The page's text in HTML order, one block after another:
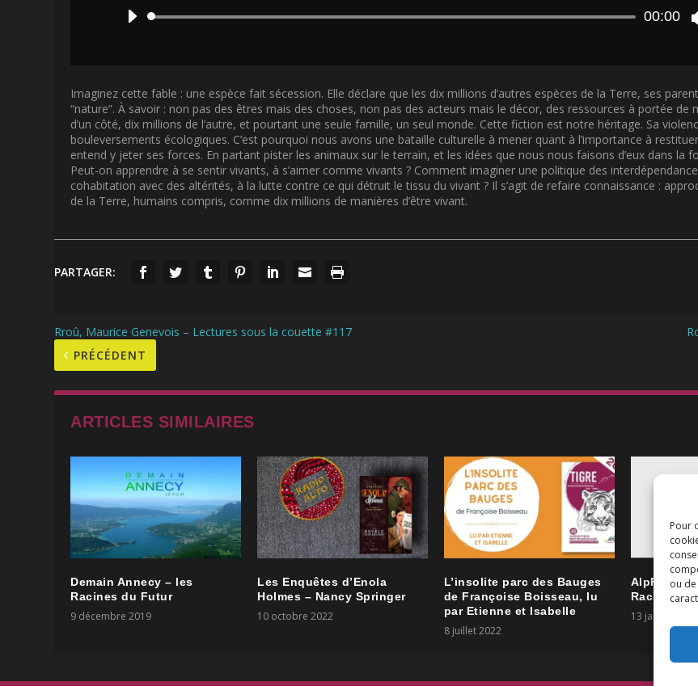
Pour
ou
Lecteur
00:00
Imaginez cette fable : une espèce fait sécession. Elle déclare que les dix millions d’autres espèces de la Terre, ses
“nature”. À savoir : non pas des êtres mais des choses, non pas des acteurs mais le décor, des ressources à portée de
d’un côté, dix millions de l’autre, et pourtant une seule famille, un seul monde. Cette fiction est notre héritage. Sa
bouleversements écologiques. C’est pourquoi nous avons une bataille culturelle à mener quant à l’importance à
entend y jeter ses forces. En partant pister les animaux sur le terrain, et les idées que nous nous faisons d’eux dans la
Peut-on apprendre à se sentir vivants, à s’aimer comme vivants ? Comment imaginer une politique des
cohabitation avec des altérités, à la lutte contre ce qui détruit le tissu du vivant ? Il s’agit de refaire connaissance :
de la Terre, humains compris, comme dix millions de manières d’être vivant.
PARTAGER:
Rroû, Maurice Genevois – Lectures sous la couette #117
PRÉCÉDENT
ARTICLES SIMILAIRES
Demain Annecy – les
Racines du Futur
9 décembre 2019
Les Enquêtes d’Enola
Holmes – Nancy Springer
10 octobre 2022
L’insolite parc des Bauges
de Françoise Boisseau, lu
par Etienne et Isabelle
8 juillet 2022
Racines
13 janvier 2020